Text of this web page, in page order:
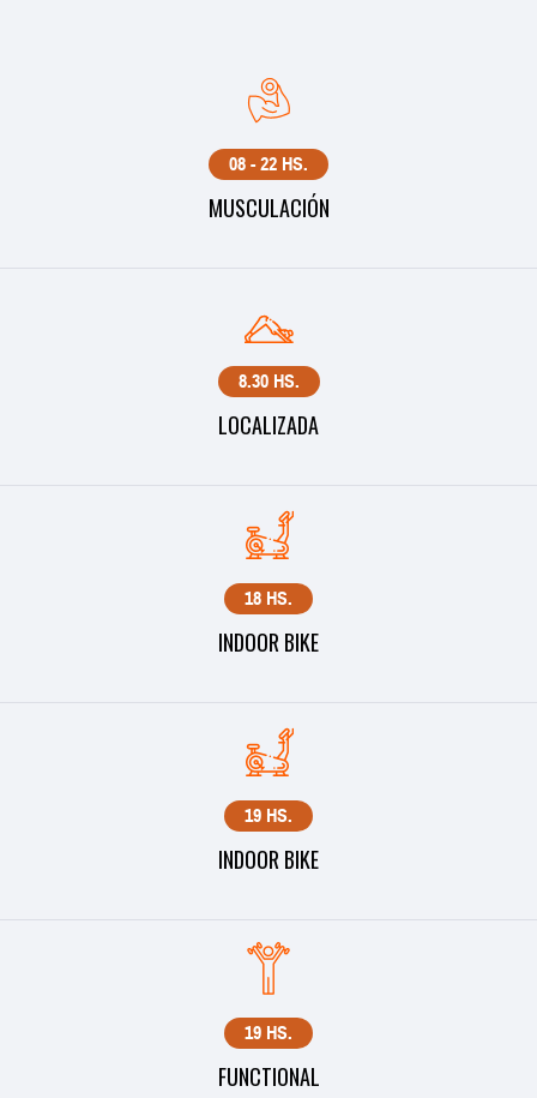
08 - 22 HS.
MUSCULACIÓN
8.30 HS.
LOCALIZADA
18 HS.
INDOOR BIKE
19 HS.
INDOOR BIKE
19 HS.
FUNCTIONAL